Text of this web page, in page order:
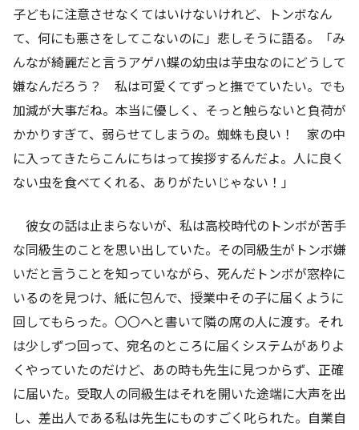
子どもに注意させなくてはいけないけれど、トンボなん
て、何にも悪さをしてこないのに」悲しそうに語る。「み
んなが綺麗だと言うアゲハ蝶の幼虫は芋虫なのにどうして
嫌なんだろう？ 私は可愛くてずっと撫でていたい。でも
加減が大事だね。本当に優しく、そっと触らないと負荷が
かかりすぎて、弱らせてしまうの。蜘蛛も良い！ 家の中
に入ってきたらこんにちはって挨拶するんだよ。人に良く
ない虫を食べてくれる、ありがたいじゃない！」
彼女の話は止まらないが、私は高校時代のトンボが苦手
な同級生のことを思い出していた。その同級生がトンボ嫌
いだと言うことを知っていながら、死んだトンボが窓枠に
いるのを見つけ、紙に包んで、授業中その子に届くように
回してもらった。〇〇へと書いて隣の席の人に渡す。それ
は少しずつ回って、宛名のところに届くシステムがありよ
くやっていたのだけど、あの時も先生に見つからず、正確
に届いた。受取人の同級生はそれを開いた途端に大声を出
し、差出人である私は先生にものすごく叱られた。自業自